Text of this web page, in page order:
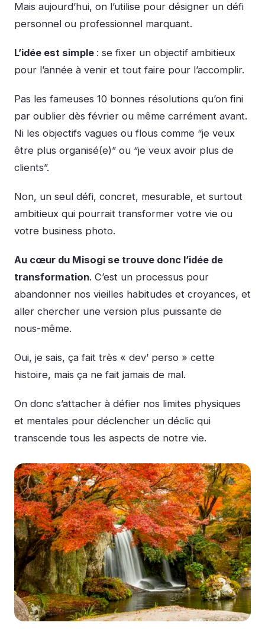
Mais aujourd’hui, on l’utilise pour désigner un défi
personnel ou professionnel marquant.
L’idée est simple : se fixer un objectif ambitieux
pour l’année à venir et tout faire pour l’accomplir.
Pas les fameuses 10 bonnes résolutions qu’on fini
par oublier dès février ou même carrément avant.
Ni les objectifs vagues ou flous comme “je veux
être plus organisé(e)” ou “je veux avoir plus de
clients”.
Non, un seul défi, concret, mesurable, et surtout
ambitieux qui pourrait transformer votre vie ou
votre business photo.
Au cœur du Misogi se trouve donc l’idée de
transformation. C’est un processus pour
abandonner nos vieilles habitudes et croyances, et
aller chercher une version plus puissante de
nous-même.
Oui, je sais, ça fait très « dev’ perso » cette
histoire, mais ça ne fait jamais de mal.
On donc s’attacher à défier nos limites physiques
et mentales pour déclencher un déclic qui
transcende tous les aspects de notre vie.